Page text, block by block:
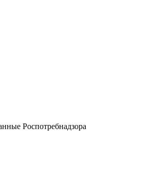
Роспотребнадзора